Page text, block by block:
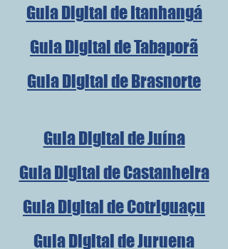
Guia Digital de Itanhangá
Guia Digital de Tabaporã
Guia Digital de Brasnorte
Guia Digital de Juína
Guia Digital de Castanheira
Guia Digital de Cotriguaçu
Guia Digital de Juruena